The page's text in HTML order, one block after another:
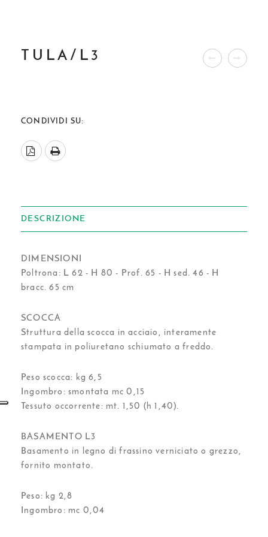
TULA/L3
CONDIVIDI SU:
DESCRIZIONE
DIMENSIONI
Poltrona: L 62 - H 80 - Prof. 65 - H sed. 46 - H
bracc. 65 cm
SCOCCA
Struttura della scocca in acciaio, interamente
stampata in poliuretano schiumato a freddo.
Peso scocca: kg 6,5
Ingombro: smontata mc 0,15
Tessuto occorrente: mt. 1,50 (h 1,40).
BASAMENTO L3
Basamento in legno di frassino verniciato o grezzo,
fornito montato.
Peso: kg 2,8
Ingombro: mc 0,04